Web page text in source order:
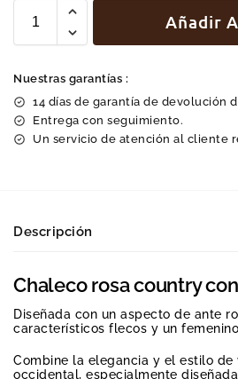
Añadir
Nuestras garantías :
14 días de garantía de devolución
Entrega con seguimiento.
Un servicio de atención al cliente
Descripción
Chaleco rosa country
Diseñada con un aspecto de ante
característicos flecos y un
Combine la elegancia y el estilo
occidental, especialmente